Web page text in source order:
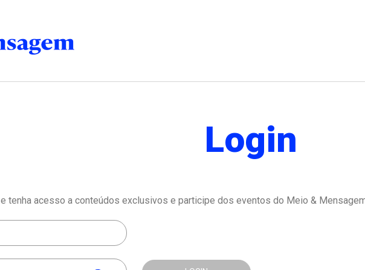
Login
e tenha acesso a conteúdos exclusivos e participe dos eventos do Meio &